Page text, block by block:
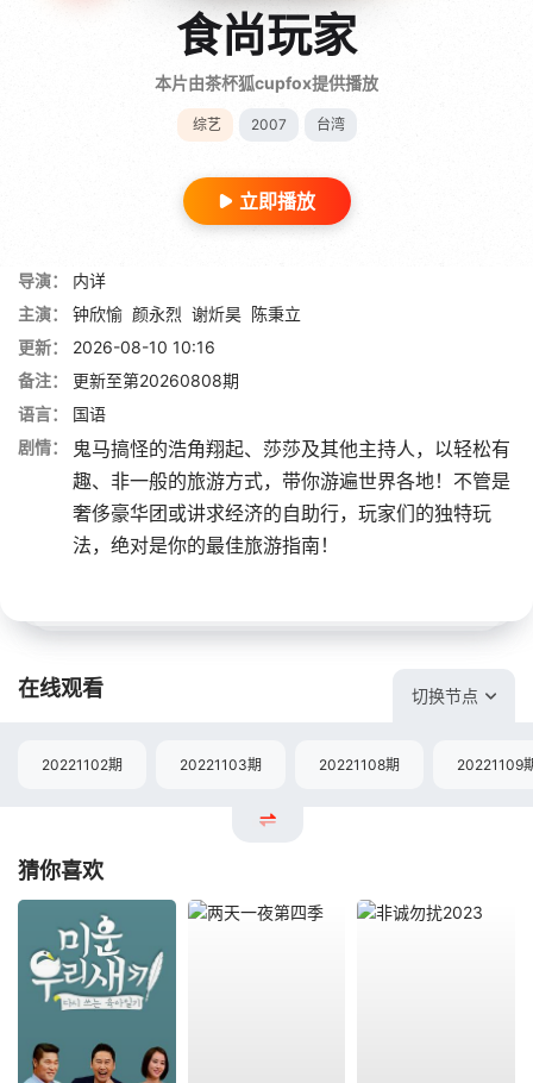
食尚玩家
本片由茶杯狐cupfox提供播放
综艺 2007 台湾
立即播放
导演：
内详
主演：
钟欣愉 颜永烈 谢炘昊 陈秉立
更新：
2026-08-10 10:16
备注：
更新至第20260808期
语言：
国语
剧情：
鬼马搞怪的浩角翔起、莎莎及其他主持人，以轻松有
趣、非一般的旅游方式，带你游遍世界各地！不管是
奢侈豪华团或讲求经济的自助行，玩家们的独特玩
法，绝对是你的最佳旅游指南！
在线观看 切换节点
20221102期 20221103期 20221108期 20221109
猜你喜欢